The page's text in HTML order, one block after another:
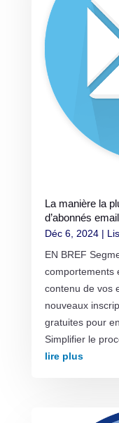
La manière la
d’abonnés
Déc 6, 2024|
EN BREF
comportements
contenu de vos
nouveaux
gratuites pour
Simplifier le
lire plus